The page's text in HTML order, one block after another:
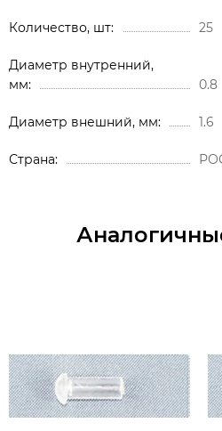
Количество, шт 25
Диаметр внутренний,
мм
0.8
Диаметр внешний, мм 1.6
Страна